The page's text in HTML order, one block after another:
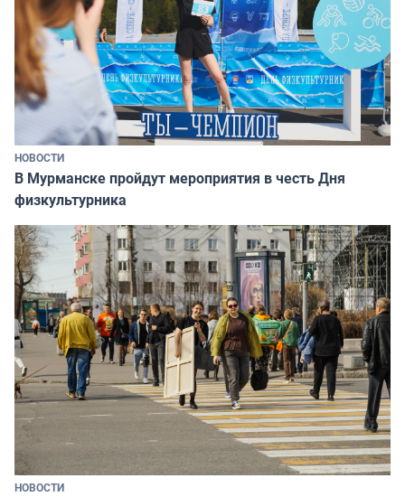
НОВОСТИ
В Мурманске пройдут мероприятия в честь Дня
физкультурника
НОВОСТИ